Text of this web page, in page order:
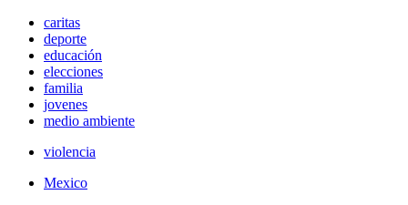
caritas
deporte
educación
elecciones
familia
jovenes
medio ambiente
violencia
Mexico